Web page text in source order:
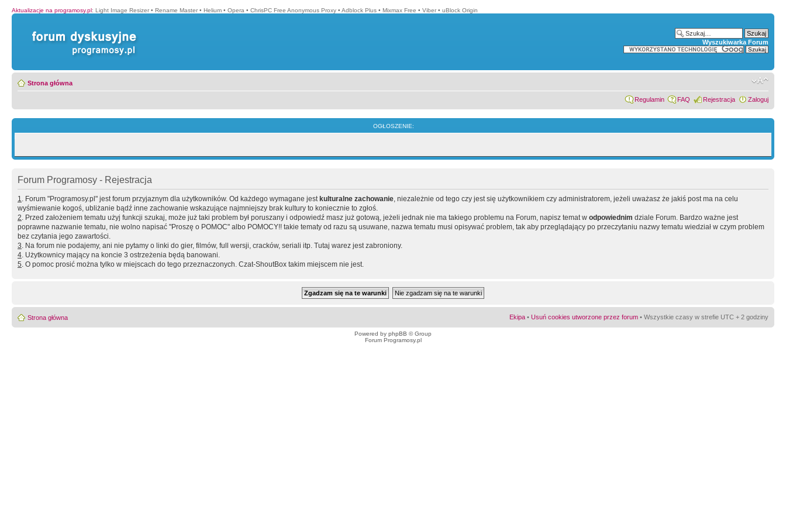
Aktualizacje na programosy.pl: Light Image Resizer • Rename Master • Helium • Opera • ChrisPC Free Anonymous Proxy • Adblock Plus • Mixmax Free • Viber • uBlock Origin
Wyszukiwarka Forum
Strona główna
Regulamin FAQ Rejestracja Zaloguj
OGŁOSZENIE:
Forum Programosy - Rejestracja
1. Forum "Programosy.pl" jest forum przyjaznym dla użytkowników. Od każdego wymagane jest kulturalne zachowanie, niezależnie od tego czy jest się użytkownikiem czy administratorem, jeżeli uważasz że jakiś post ma na celu
wyśmiewanie kogoś, ubliżanie bądź inne zachowanie wskazujące najmniejszy brak kultury to koniecznie to zgłoś.
2. Przed założeniem tematu użyj funkcji szukaj, może już taki problem był poruszany i odpowiedź masz już gotową, jeżeli jednak nie ma takiego problemu na Forum, napisz temat w odpowiednim dziale Forum. Bardzo ważne jest
poprawne nazwanie tematu, nie wolno napisać "Proszę o POMOC" albo POMOCY!! takie tematy od razu są usuwane, nazwa tematu musi opisywać problem, tak aby przeglądający po przeczytaniu nazwy tematu wiedział w czym problem
bez czytania jego zawartości.
3. Na forum nie podajemy, ani nie pytamy o linki do gier, filmów, full wersji, cracków, seriali itp. Tutaj warez jest zabroniony.
4. Użytkownicy mający na koncie 3 ostrzeżenia będą banowani.
5. O pomoc prosić można tylko w miejscach do tego przeznaczonych. Czat-ShoutBox takim miejscem nie jest.
Strona główna Ekipa • Usuń cookies utworzone przez forum • Wszystkie czasy w strefie UTC + 2 godziny
Powered by phpBB © Group
Forum Programosy.pl